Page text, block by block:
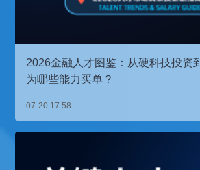
2026金融人才图鉴：从硬科技投资
为哪些能力买单？
07-20 17:58